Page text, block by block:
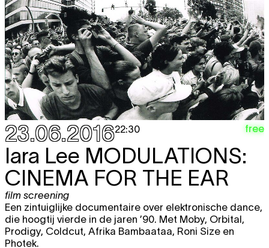
23.06.201622:30 free
Iara Lee MODULATIONS:
CINEMA FOR THE EAR
film screening
Een zintuiglijke documentaire over elektronische dance,
die hoogtij vierde in de jaren ’90. Met Moby, Orbital,
Prodigy, Coldcut, Afrika Bambaataa, Roni Size en
Photek.